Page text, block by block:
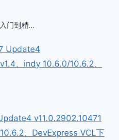
门到精…
Update4
、indy 10.6.0/10.6.2、
v11.0.2902.10471
、DevExpress VCL下